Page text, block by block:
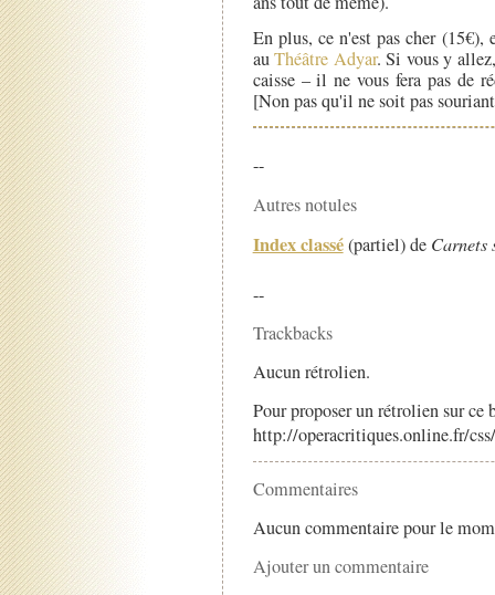
En plus, ce n'est pas cher (15€),
auThéâtre Adyar. Si vous y
caisse – il ne vous fera pas de
[Non pas qu'il ne soit pas
--
Autres notules
Index classé(partiel) de Carnets
--
Trackbacks
Aucun rétrolien.
Pour proposer un rétrolien sur
http://operacritiques.online.fr/
Commentaires
Aucun commentaire pour le
Ajouter un commentaire